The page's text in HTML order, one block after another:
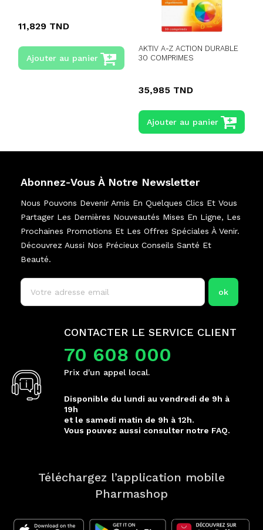
11,829 TND
Ajouter au panier
AKTIV A-Z ACTION DURABLE
30 COMPRIMES
35,985 TND
Ajouter au panier
Abonnez-Vous À Notre Newsletter
Nous Pouvons Devenir Amis En Quelques Clics Et Vous
Partager Les Dernières Nouveautés Mises En Ligne, Les
Prochaines Promotions Et Les Offres Spéciales À Venir.
Découvrez Aussi Nos Précieux Conseils Santé Et
Beauté.
CONTACTER LE SERVICE CLIENT
70 608 000
Prix d'un appel local.
Disponible du lundi au vendredi de 9h à
19h
et le samedi matin de 9h à 12h.
Vous pouvez aussi consulter notre FAQ.
Téléchargez l’application mobile
Pharmashop